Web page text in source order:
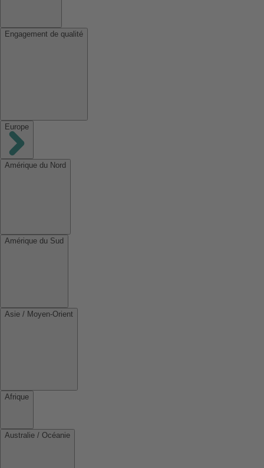
Engagement de qualité
Europe
Amérique du Nord
Amérique du Sud
Asie / Moyen-Orient
Afrique
Australie / Océanie